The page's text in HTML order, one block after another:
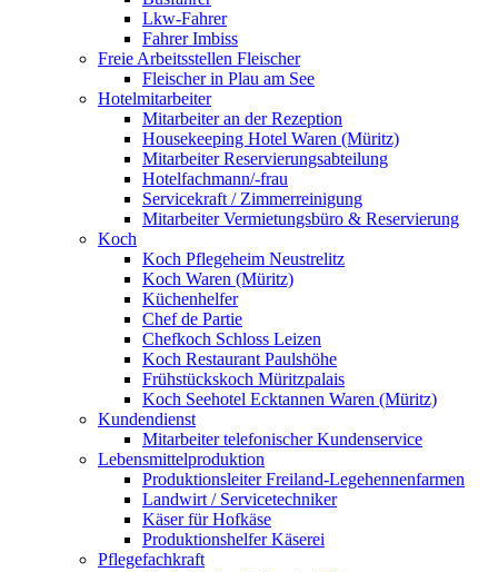
Lkw-Fahrer
Fahrer Imbiss
Freie Arbeitsstellen Fleischer
Fleischer in Plau am See
Hotelmitarbeiter
Mitarbeiter an der Rezeption
Housekeeping Hotel Waren (Müritz)
Mitarbeiter Reservierungsabteilung
Hotelfachmann/-frau
Servicekraft / Zimmerreinigung
Mitarbeiter Vermietungsbüro & Reservierung
Koch
Koch Pflegeheim Neustrelitz
Koch Waren (Müritz)
Küchenhelfer
Chef de Partie
Chefkoch Schloss Leizen
Koch Restaurant Paulshöhe
Frühstückskoch Müritzpalais
Koch Seehotel Ecktannen Waren (Müritz)
Kundendienst
Mitarbeiter telefonischer Kundenservice
Lebensmittelproduktion
Produktionsleiter Freiland-Legehennenfarmen
Landwirt / Servicetechniker
Käser für Hofkäse
Produktionshelfer Käserei
Pflegefachkraft